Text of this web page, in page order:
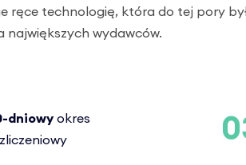
ręce technologię, która do tej pory
największych wydawców.
dniowy okres